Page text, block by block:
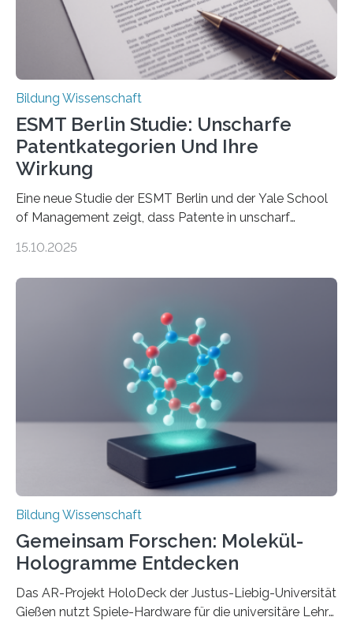
Doktorandin Deborah Jost (Hochschule Bochum,
Promotionskolleg NRW) derzeit eine Online-Umfrage
durch. Ziel ist es, herauszufinden,…
Bildung Wissenschaft
ESMT Berlin Studie: Unscharfe
Patentkategorien Und Ihre
Wirkung
Eine neue Studie der ESMT Berlin und der Yale School
of Management zeigt, dass Patente in unscharf
häufiger zu bahnbrechenden Innovationen führen und
Erfindungen entstehen besonders dann, wenn
Wissenskategorien verschwimmen. Das zeigt neue
Forschung von Gianluca Carnabuci, Professor of
Organizational Behavior an der ESMT Berlin, und
Balázs Kovács, Professor an der Yale School of
Management. Die Forscher kommen zu dem Schluss,
dass Patente…
15.10.2025
Bildung Wissenschaft
Gemeinsam Forschen: Molekül-
Hologramme Entdecken
Das AR-Projekt HoloDeck der Justus-Liebig-Universität
Gießen nutzt Spiele-Hardware für die universitäre Lehre